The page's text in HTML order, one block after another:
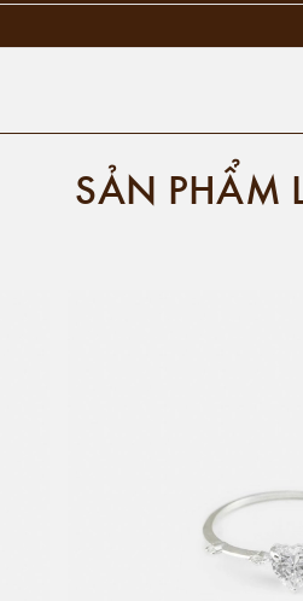
SẢN PHẨM